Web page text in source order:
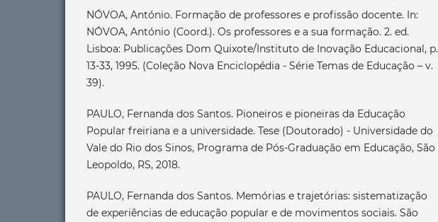
NÓVOA, António. Formação de professores e profissão docente. In:
NÓVOA, António (Coord.). Os professores e a sua formação. 2. ed.
Lisboa: Publicações Dom Quixote/Instituto de Inovação Educacional, p.
13-33, 1995. (Coleção Nova Enciclopédia - Série Temas de Educação – v.
39).
PAULO, Fernanda dos Santos. Pioneiros e pioneiras da Educação
Popular freiriana e a universidade. Tese (Doutorado) - Universidade do
Vale do Rio dos Sinos, Programa de Pós-Graduação em Educação, São
Leopoldo, RS, 2018.
PAULO, Fernanda dos Santos. Memórias e trajetórias: sistematização
de experiências de educação popular e de movimentos sociais. São